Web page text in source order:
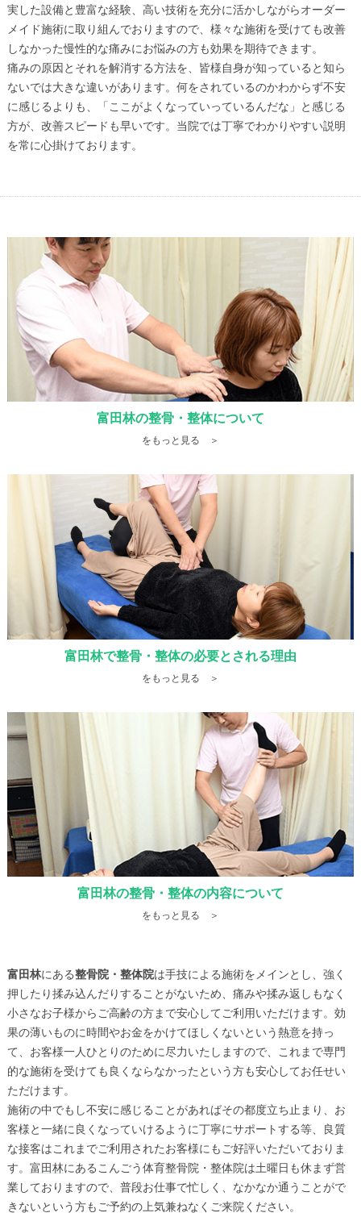
実した設備と豊富な経験、高い技術を充分に活かしながらオーダー
メイド施術に取り組んでおりますので、様々な施術を受けても改善
しなかった慢性的な痛みにお悩みの方も効果を期待できます。
痛みの原因とそれを解消する方法を、皆様自身が知っていると知ら
ないでは大きな違いがあります。何をされているのかわからず不安
に感じるよりも、「ここがよくなっていっているんだな」と感じる
方が、改善スピードも早いです。当院では丁寧でわかりやすい説明
を常に心掛けております。
富田林の整骨・整体について
をもっと見る ＞
富田林で整骨・整体の必要とされる理由
をもっと見る ＞
富田林の整骨・整体の内容について
をもっと見る ＞
富田林にある整骨院・整体院は手技による施術をメインとし、強く
押したり揉み込んだりすることがないため、痛みや揉み返しもなく
小さなお子様からご高齢の方まで安心してご利用いただけます。効
果の薄いものに時間やお金をかけてほしくないという熱意を持っ
て、お客様一人ひとりのために尽力いたしますので、これまで専門
的な施術を受けても良くならなかったという方も安心してお任せい
ただけます。
施術の中でもし不安に感じることがあればその都度立ち止まり、お
客様と一緒に良くなっていけるように丁寧にサポートする等、良質
な接客はこれまでご利用されたお客様にもご好評いただいておりま
す。 富田林にあるこんごう体育整骨院・ 整体院は土曜日も休まず営
業しておりますので、普段お仕事で忙しく、なかなか通うことがで
きないという方もご予約の上気兼ねなくご来院ください。